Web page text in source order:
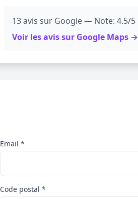
13 avis sur Google — Note: 4.5/5
Voir les avis sur Google Maps →
Email *
Code postal *